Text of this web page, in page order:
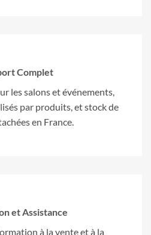
Complet
les salons et événements,
par produits, et stock de
en France.
et Assistance
à la vente et à la